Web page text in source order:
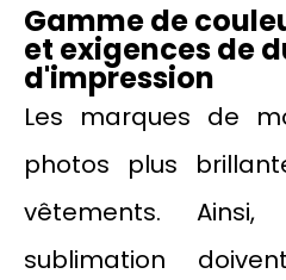
Gamme de
et exigences de
d'impression
Les marques de
photos plus
vêtements.
sublimation